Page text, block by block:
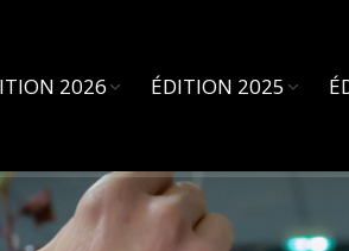
2026 ÉDITION 2025